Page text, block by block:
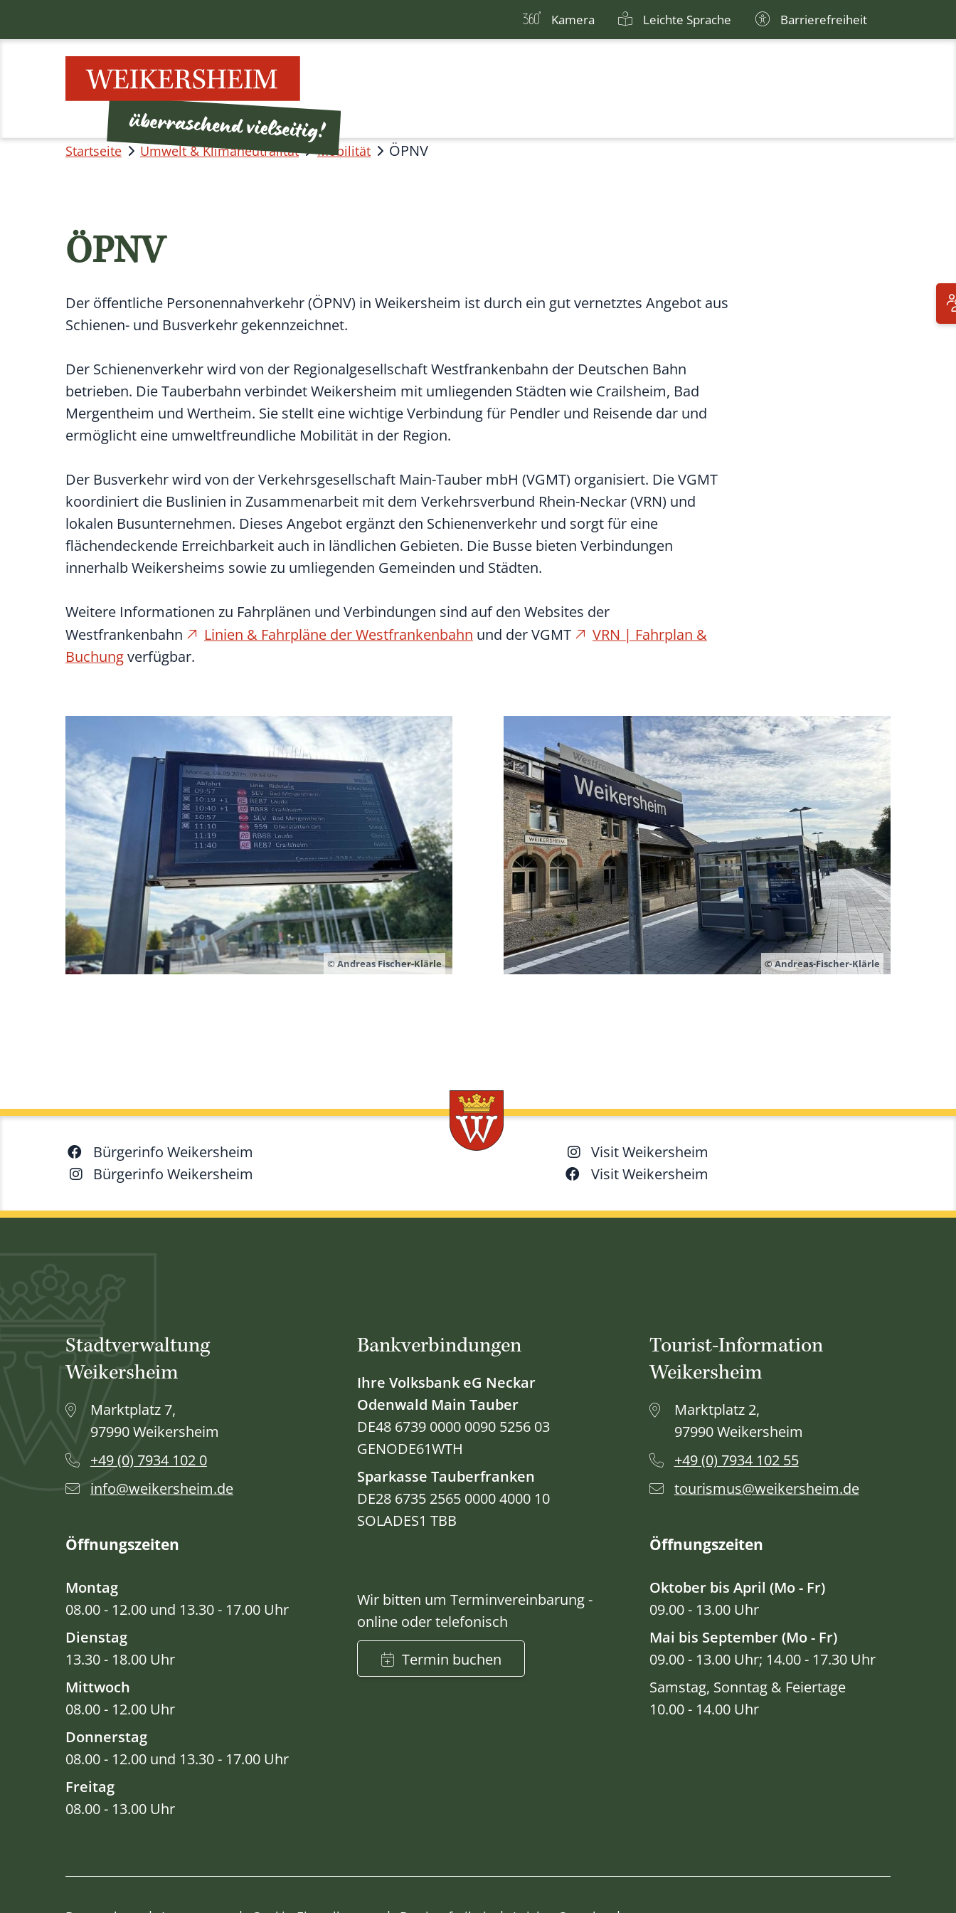
Kamera Leichte Sprache Barrierefreiheit
Startseite Umwelt & Klimaneutralität Mobilität ÖPNV
ÖPNV
Der öffentliche Personennahverkehr (ÖPNV) in Weikersheim ist durch ein gut vernetztes Angebot aus
Schienen- und Busverkehr gekennzeichnet.
Der Schienenverkehr wird von der Regionalgesellschaft Westfrankenbahn der Deutschen Bahn
betrieben. Die Tauberbahn verbindet Weikersheim mit umliegenden Städten wie Crailsheim, Bad
Mergentheim und Wertheim. Sie stellt eine wichtige Verbindung für Pendler und Reisende dar und
ermöglicht eine umweltfreundliche Mobilität in der Region.
Der Busverkehr wird von der Verkehrsgesellschaft Main-Tauber mbH (VGMT) organisiert. Die VGMT
koordiniert die Buslinien in Zusammenarbeit mit dem Verkehrsverbund Rhein-Neckar (VRN) und
lokalen Busunternehmen. Dieses Angebot ergänzt den Schienenverkehr und sorgt für eine
flächendeckende Erreichbarkeit auch in ländlichen Gebieten. Die Busse bieten Verbindungen
innerhalb Weikersheims sowie zu umliegenden Gemeinden und Städten.
Weitere Informationen zu Fahrplänen und Verbindungen sind auf den Websites der
Westfrankenbahn
Linien & Fahrpläne der Westfrankenbahn und der VGMT
VRN | Fahrplan &
Buchungverfügbar.
© Andreas Fischer-Klärle © Andreas-Fischer-Klärle
Bürgerinfo Weikersheim
Bürgerinfo Weikersheim
Visit Weikersheim
Visit Weikersheim
Stadtverwaltung
Weikersheim
Marktplatz 7,
97990 Weikersheim
+49 (0) 7934 102 0
info@weikersheim.de
Öffnungszeiten
Montag
08.00 - 12.00 und 13.30 - 17.00 Uhr
Dienstag
13.30 - 18.00 Uhr
Mittwoch
08.00 - 12.00 Uhr
Donnerstag
08.00 - 12.00 und 13.30 - 17.00 Uhr
Freitag
08.00 - 13.00 Uhr
Bankverbindungen
Ihre Volksbank eG Neckar
Odenwald Main Tauber
DE48 6739 0000 0090 5256 03
GENODE61WTH
Sparkasse Tauberfranken
DE28 6735 2565 0000 4000 10
SOLADES1 TBB
Wir bitten um Terminvereinbarung -
online oder telefonisch
Termin buchen
Tourist-Information
Weikersheim
Marktplatz 2,
97990 Weikersheim
+49 (0) 7934 102 55
tourismus@weikersheim.de
Öffnungszeiten
Oktober bis April (Mo - Fr)
09.00 - 13.00 Uhr
Mai bis September (Mo - Fr)
09.00 - 13.00 Uhr; 14.00 - 17.30 Uhr
Samstag, Sonntag & Feiertage
10.00 - 14.00 Uhr